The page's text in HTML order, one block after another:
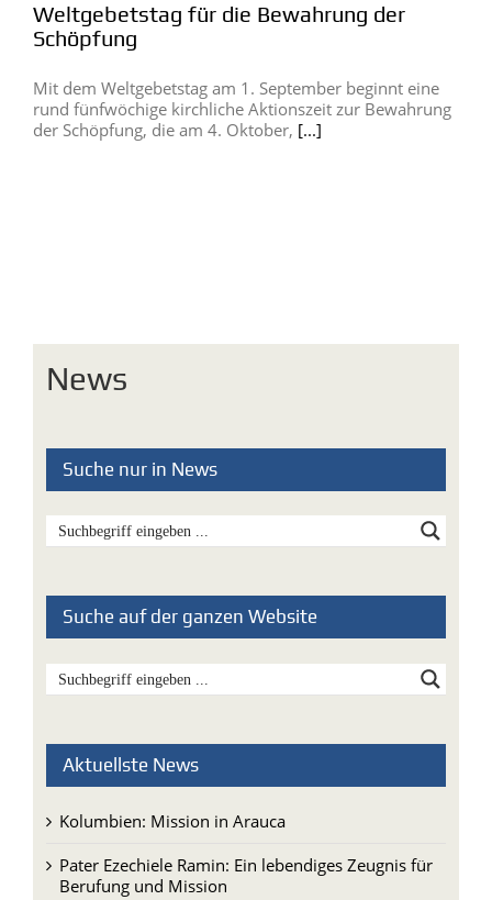
Weltgebetstag für die Bewahrung der
Schöpfung
Mit dem Weltgebetstag am 1. September beginnt eine
rund fünfwöchige kirchliche Aktionszeit zur Bewahrung
der Schöpfung, die am 4. Oktober, [...]
News
Suche nur in News
Suche auf der ganzen Website
Aktuellste News
Kolumbien: Mission in Arauca
Pater Ezechiele Ramin: Ein lebendiges Zeugnis für
Berufung und Mission